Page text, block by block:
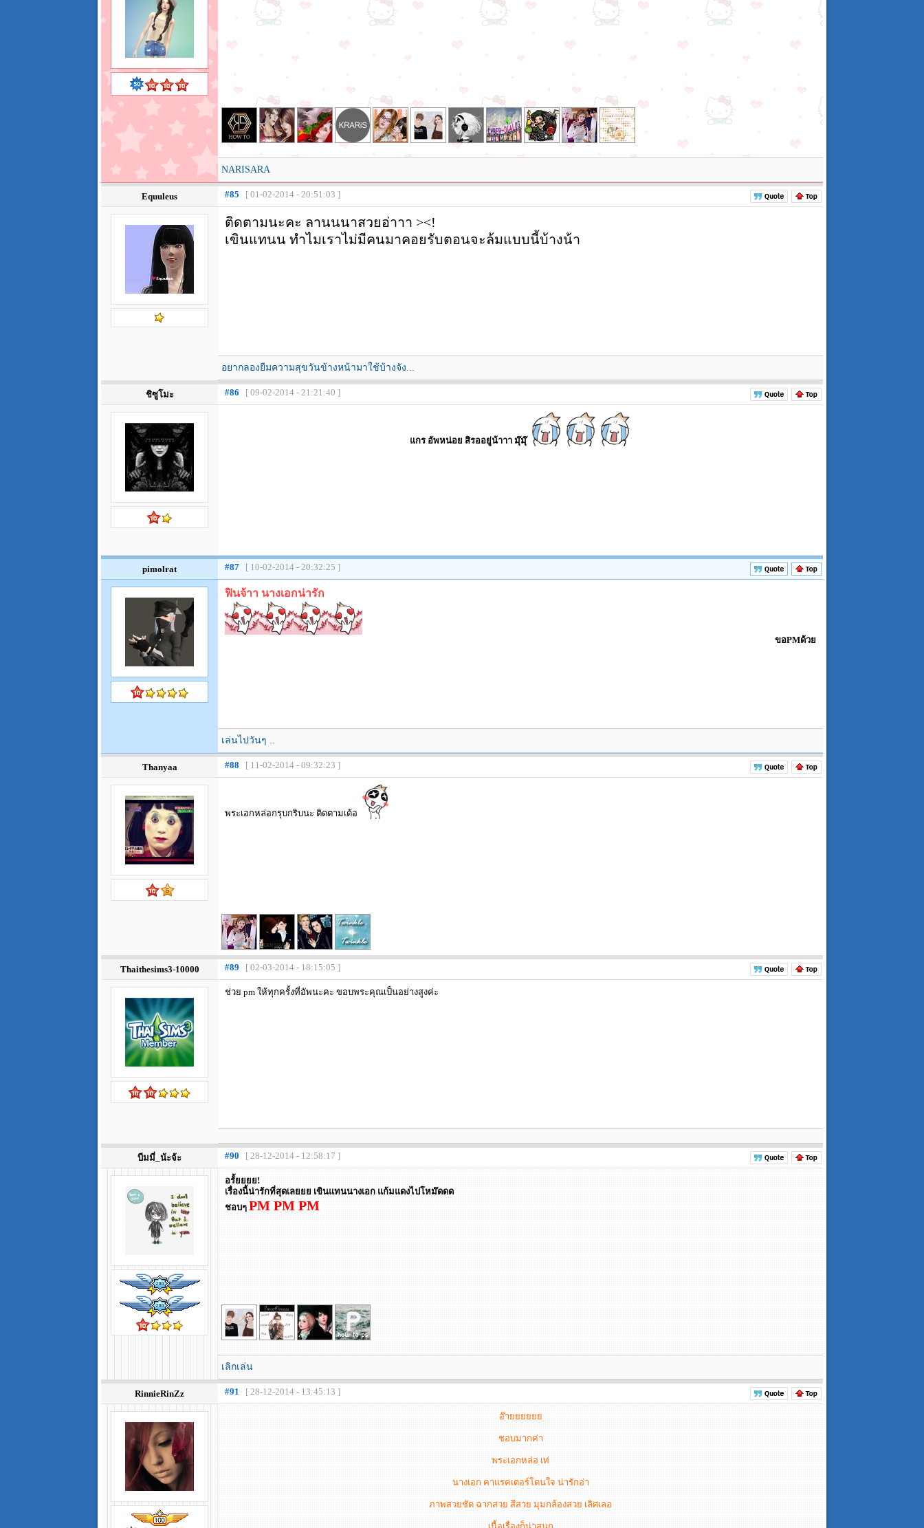
NARISARA
Equuleus #85 [ 01-02-2014 - 20:51:03 ]
ติดตามนะคะ ลานนนาสวยอ่าาา ><!
เขินแทนน ทำไมเราไม่มีคนมาคอยรับตอนจะล้มแบบนี้บ้างน้า
อยากลองยืมความสุขวันข้างหน้ามาใช้บ้างจัง...
ชิซูโมะ #86 [ 09-02-2014 - 21:21:40 ]
แกร อัพหน่อย สิรออยู่น้าาา มุ๊มุ๊
pimolrat #87 [ 10-02-2014 - 20:32:25 ]
ฟินจ้าา นางเอกน่ารัก
ขอPMด้วย
เล่นไปวันๆ ..
Thanyaa #88 [ 11-02-2014 - 09:32:23 ]
พระเอกหล่อกรุบกริบนะ ติดตามเด้อ
Thaithesims3-10000 #89 [ 02-03-2014 - 18:15:05 ]
ช่วย pm ให้ทุกครั้งที่อัพนะคะ ขอบพระคุณเป็นอย่างสูงค่ะ
บีมมี่_น้ะจ้ะ #90 [ 28-12-2014 - 12:58:17 ]
อรั้ยยยย!
เรื่องนี้น่ารักที่สุดเลยยย เขินแทนนางเอก แก้มแดงไปโหม๊ดดด
ชอบๆ PM PM PM
เลิกเล่น
RinnieRinZz #91 [ 28-12-2014 - 13:45:13 ]
อ๊ายยยยยย
ชอบมากค่า
พระเอกหล่อ เท่
นางเอก คาแรคเตอร์โดนใจ น่ารักอ่า
ภาพสวยชัด ฉากสวย สีสวย มุมกล้องสวย เลิศเลอ